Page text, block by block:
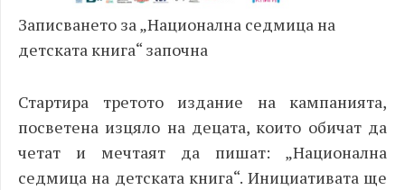
Записването за „Национална седмица на
детската книга“ започна
Стартира третото издание на кампанията,
посветена изцяло на децата, които обичат да
четат и мечтаят да пишат: „Национална
седмица на детската книга“. Инициативата ще